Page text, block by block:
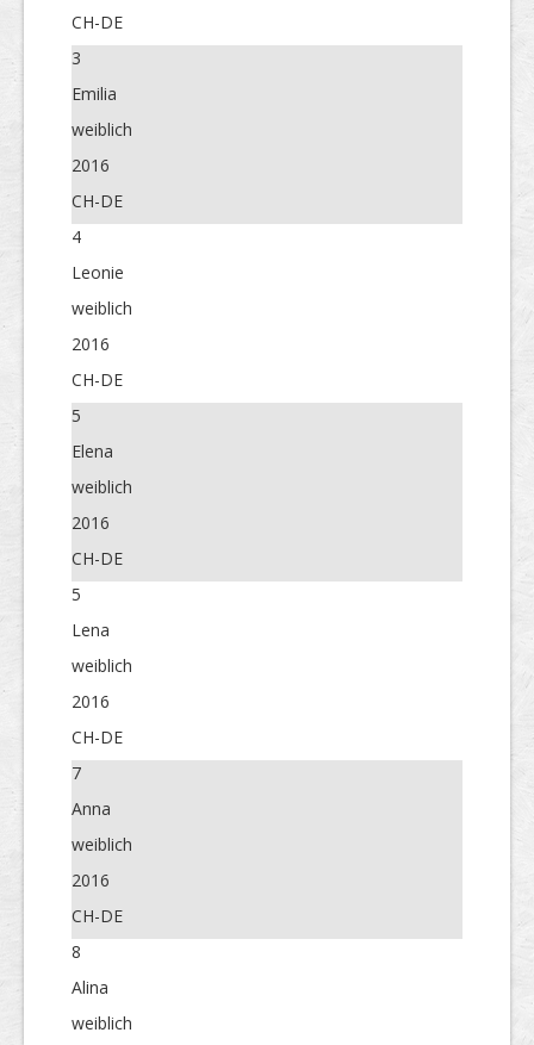
CH-DE
3
Emilia
weiblich
2016
CH-DE
4
Leonie
weiblich
2016
CH-DE
5
Elena
weiblich
2016
CH-DE
5
Lena
weiblich
2016
CH-DE
7
Anna
weiblich
2016
CH-DE
8
Alina
weiblich